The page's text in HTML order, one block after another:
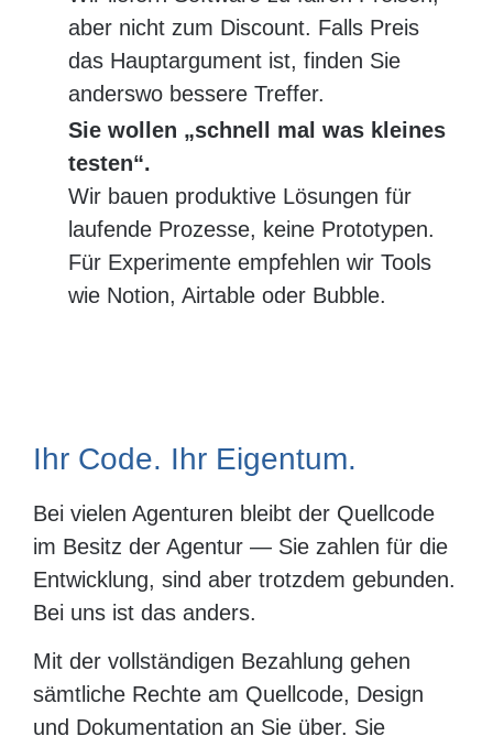
aber nicht zum Discount. Falls Preis
das Hauptargument ist, finden Sie
anderswo bessere Treffer.
Sie wollen „schnell mal was kleines
testen“.
Wir bauen produktive Lösungen für
laufende Prozesse, keine Prototypen.
Für Experimente empfehlen wir Tools
wie Notion, Airtable oder Bubble.
Ihr Code. Ihr Eigentum.
Bei vielen Agenturen bleibt der Quellcode
im Besitz der Agentur — Sie zahlen für die
Entwicklung, sind aber trotzdem gebunden.
Bei uns ist das anders.
Mit der vollständigen Bezahlung gehen
sämtliche Rechte am Quellcode, Design
und Dokumentation an Sie über. Sie